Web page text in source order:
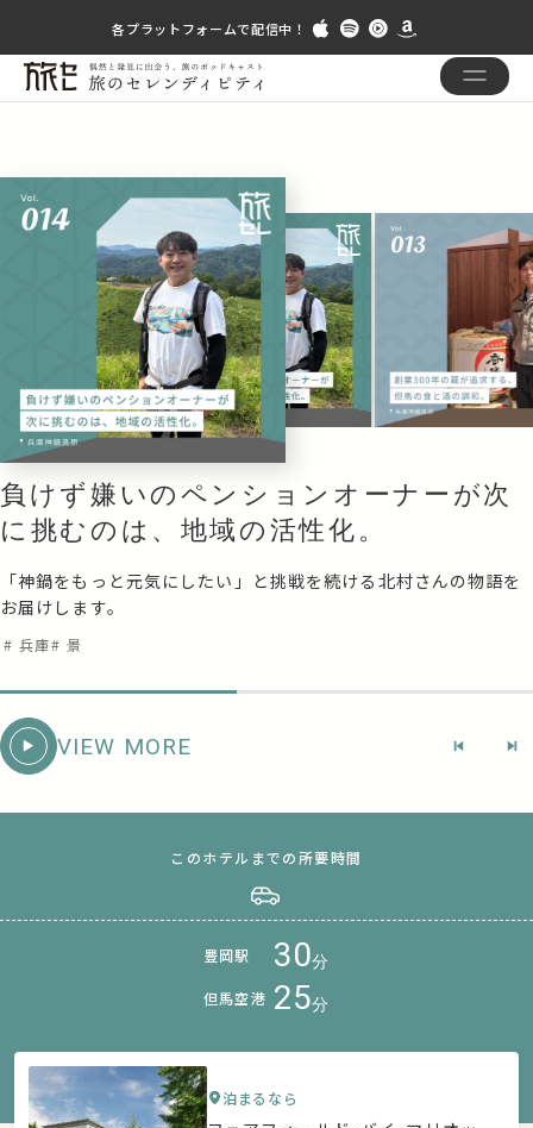
各プラットフォームで配信中！
兵庫神鍋高原
負けず嫌いのペンションオーナーが次
に挑むのは、地域の活性化。
「神鍋をもっと元気にしたい」と挑戦を続ける北村さんの物語を
お届けします。
# 兵庫# 景
VIEW MORE
このホテルまでの所要時間
豊岡駅 30分
但馬空港 25分
泊まるなら